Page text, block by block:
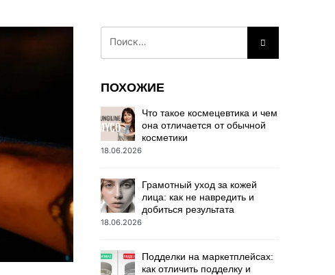
ПОХОЖИЕ
Что такое космецевтика и чем
она отличается от обычной
косметики
18.06.2026
Грамотный уход за кожей
лица: как не навредить и
добиться результата
18.06.2026
Подделки на маркетплейсах:
как отличить подделку и